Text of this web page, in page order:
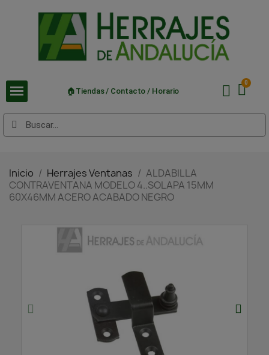
🏠Tiendas / Contacto / Horario
Inicio Herrajes Ventanas
ALDABILLA
CONTRAVENTANA MODELO 4..SOLAPA 15MM
60X46MM ACERO ACABADO NEGRO